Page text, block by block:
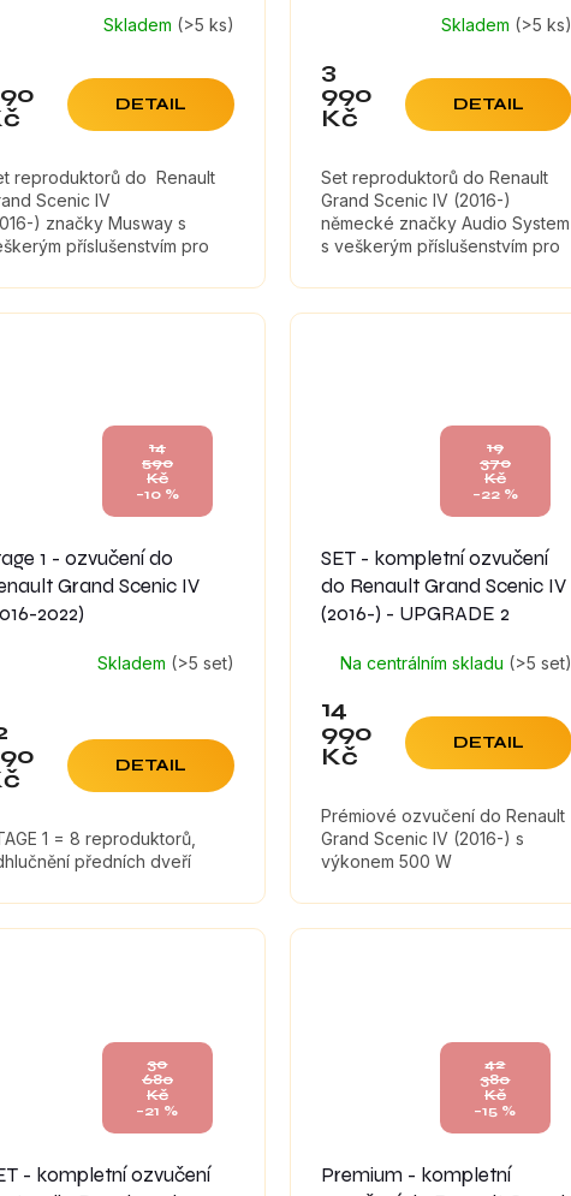
Skladem (>5 ks)
DETAIL
reproduktorů do Renault
Scenic IV
) značky Musway s
příslušenstvím pro
maximálně zefektivní
Skladem (>5 ks)
3
990
Kč
DETAIL
Set reproduktorů do Renault
Grand Scenic IV (2016-)
německé značky Audio System
s veškerým příslušenstvím pro
které maximálně zefektivní
zvuk...
14
590
Kč
–10 %
1 - ozvučení do
Grand Scenic IV
2022)
Skladem (>5 set)
DETAIL
1 = 8 reproduktorů,
předních dveří
19
370
Kč
–22 %
SET - kompletní ozvučení
do Renault Grand Scenic IV
(2016-) - UPGRADE 2
Na centrálním skladu (>5 set)
14
990
Kč
DETAIL
Prémiové ozvučení do Renault
Grand Scenic IV (2016-) s
výkonem 500 W
30
680
Kč
–21 %
- kompletní ozvučení
42
380
Kč
–15 %
Premium - kompletní